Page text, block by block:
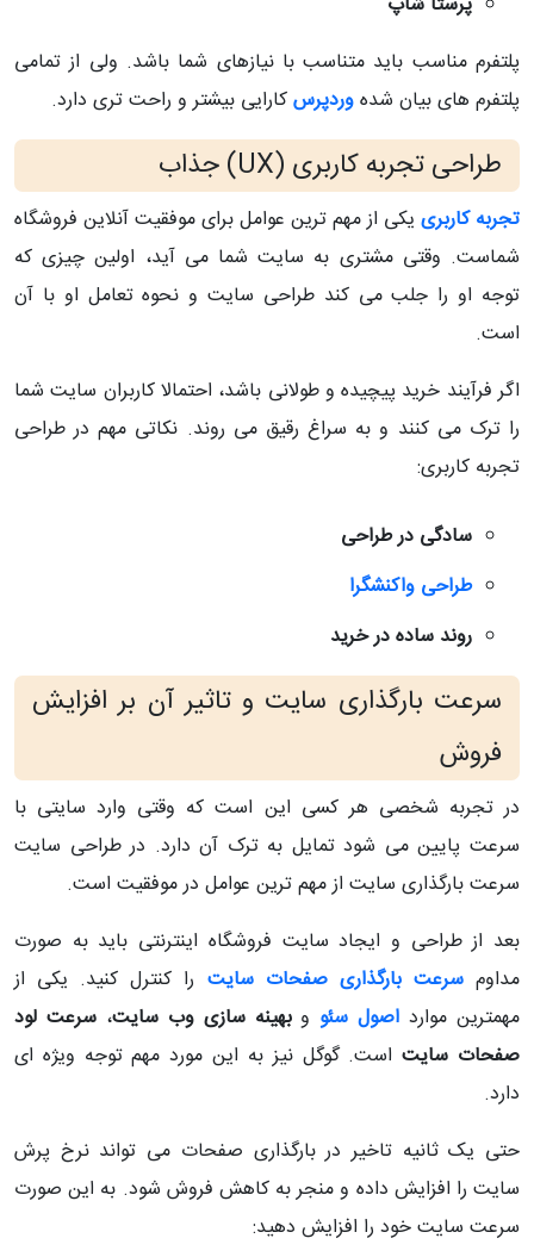
پلتفرم مناسب باید متناسب با نیازهای شما باشد. ولی از تمامی
پلتفرم های بیان شدهوردپرسکارایی بیشتر و راحت تری دارد.
طراحی تجربه کاربری (UX) جذاب
تجربه کاربری یکی از مهم ترین عوامل برای موفقیت آنلاین فروشگاه
شماست. وقتی مشتری به سایت شما می آید، اولین چیزی که
توجه او را جلب می کند طراحی سایت و نحوه تعامل او با آن
است.
اگر فرآیند خرید پیچیده و طولانی باشد، احتمالا کاربران سایت شما
را ترک می کنند و به سراغ رقیق می روند. نکاتی مهم در طراحی
تجربه کاربری:
سادگی در طراحی
طراحی واکنشگرا
روند ساده در خرید
سرعت بارگذاری سایت و تاثیر آن بر افزایش
فروش
در تجربه شخصی هر کسی این است که وقتی وارد سایتی با
سرعت پایین می شود تمایل به ترک آن دارد. در طراحی سایت
سرعت بارگذاری سایت از مهم ترین عوامل در موفقیت است.
بعد از طراحی و ایجاد سایت فروشگاه اینترنتی باید به صورت
مداومسرعت بارگذاری صفحات سایت را کنترل کنید. یکی از
مهمترین موارد اصول سئووبهینه سازی وب سایت،سرعت لود
صفحات سایتاست. گوگل نیز به این مورد مهم توجه ویژه ای
دارد.
حتی یک ثانیه تاخیر در بارگذاری صفحات می تواند نرخ پرش
سایت را افزایش داده و منجر به کاهش فروش شود. به این صورت
سرعت سایت خود را افزایش دهید: